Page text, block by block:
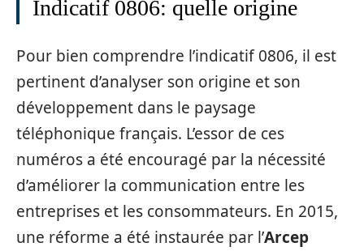
Indicatif 0806: quelle origine
Pour bien comprendre l’indicatif 0806, il est
pertinent d’analyser son origine et son
développement dans le paysage
téléphonique français. L’essor de ces
numéros a été encouragé par la nécessité
d’améliorer la communication entre les
entreprises et les consommateurs. En 2015,
une réforme a été instaurée par l’Arcep